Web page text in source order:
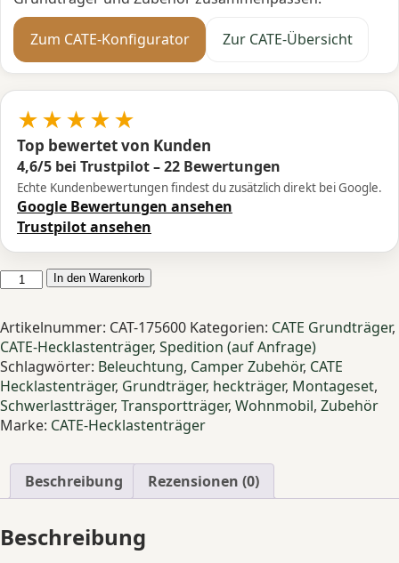
Zum CATE-Konfigurator Zur CATE-Übersicht
★★★★★
Top bewertet von Kunden
4,6/5 bei Trustpilot – 22 Bewertungen
Echte Kundenbewertungen findest du zusätzlich direkt bei Google.
Google Bewertungen ansehen
Trustpilot ansehen
CATE
600×1750
mm
schwarz
verzinkt
inkl.
Beleuchtung
Klemmsatz
Menge
In den Warenkorb
Artikelnummer: CAT-175600 Kategorien: CATE Grundträger,
CATE-Hecklastenträger, Spedition (auf Anfrage)
Schlagwörter: Beleuchtung, Camper Zubehör, CATE
Hecklastenträger, Grundträger, heckträger, Montageset,
Schwerlastträger, Transportträger, Wohnmobil, Zubehör
Marke: CATE-Hecklastenträger
Beschreibung Rezensionen (0)
Beschreibung